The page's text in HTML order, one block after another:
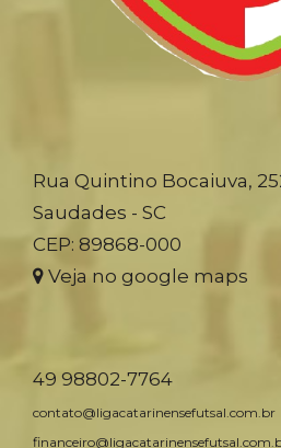
Rua Quintino Bocaiuva,
Saudades - SC
CEP: 89868-000
Veja no google maps
49 98802-7764
contato@ligacatarinensefutsal.com.br